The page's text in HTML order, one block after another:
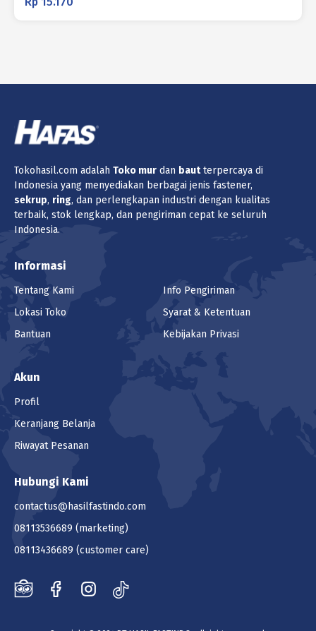
Tokohasil.com adalah Toko mur dan bautterpercaya di
Indonesia yang menyediakan berbagai jenis fastener,
sekrup, ring, dan perlengkapan industri dengan kualitas
terbaik, stok lengkap, dan pengiriman cepat ke seluruh
Indonesia.
Informasi
Tentang Kami
Lokasi Toko
Bantuan
Info Pengiriman
Syarat & Ketentuan
Kebijakan Privasi
Akun
Profil
Keranjang Belanja
Riwayat Pesanan
Hubungi Kami
contactus@hasilfastindo.com
08113536689 (marketing)
08113436689 (customer care)